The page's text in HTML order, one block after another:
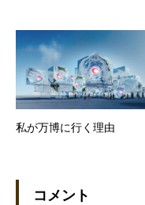
私が万博に行く理由
コメント